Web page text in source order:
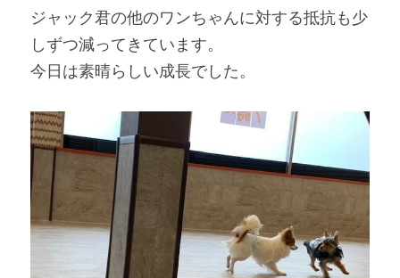
ジャック君の他のワンちゃんに対する抵抗も少
しずつ減ってきています。
今日は素晴らしい成長でした。